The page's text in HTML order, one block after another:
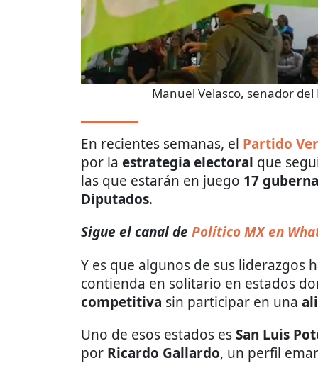
Manuel Velasco, senador del
En recientes semanas, el Partido
por la estrategia electoral que
las que estarán en juego 17
Diputados.
Sigue el canal de Político MX en
Y es que algunos de sus
contienda en solitario en estados
competitiva sin participar en una
Uno de esos estados esSan Luis
por Ricardo Gallardo, un perfil